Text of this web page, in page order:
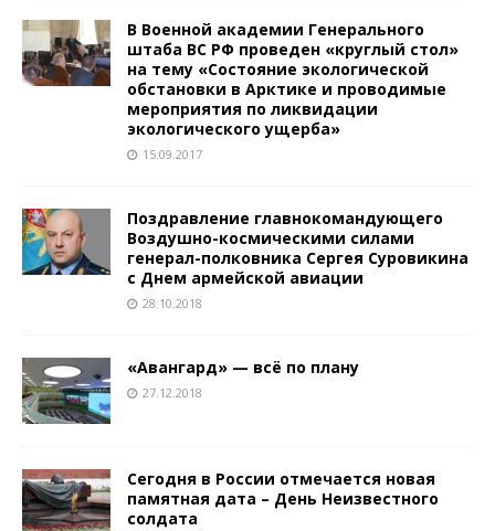
В Военной академии Генерального
штаба ВС РФ проведен «круглый стол»
на тему «Состояние экологической
обстановки в Арктике и проводимые
мероприятия по ликвидации
экологического ущерба»
15.09.2017
Поздравление главнокомандующего
Воздушно-космическими силами
генерал-полковника Сергея Суровикина
с Днем армейской авиации
28.10.2018
«Авангард» — всё по плану
27.12.2018
Сегодня в России отмечается новая
памятная дата – День Неизвестного
солдата